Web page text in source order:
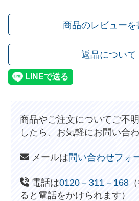
商品のレビューを
返品について
商品やご注文についてご不
したら、お気軽にお問い合
メールは問い合わせフォ
電話は0120－311－168
ると電話をかけられます）